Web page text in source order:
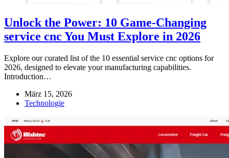
Unlock the Power: 10 Game-Changing
service cnc You Must Explore in 2026
Explore our curated list of the 10 essential service cnc options for
2026, designed to elevate your manufacturing capabilities.
Introduction…
März 15, 2026
Technologie